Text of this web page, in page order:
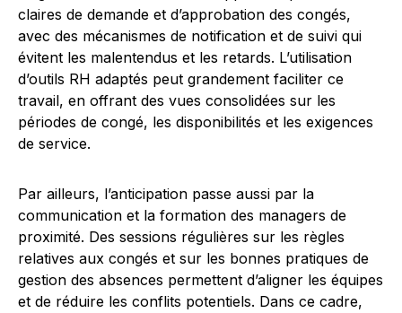
claires de demande et d’approbation des congés,
avec des mécanismes de notification et de suivi qui
évitent les malentendus et les retards. L’utilisation
d’outils RH adaptés peut grandement faciliter ce
travail, en offrant des vues consolidées sur les
périodes de congé, les disponibilités et les exigences
de service.
Par ailleurs, l’anticipation passe aussi par la
communication et la formation des managers de
proximité. Des sessions régulières sur les règles
relatives aux congés et sur les bonnes pratiques de
gestion des absences permettent d’aligner les équipes
et de réduire les conflits potentiels. Dans ce cadre,